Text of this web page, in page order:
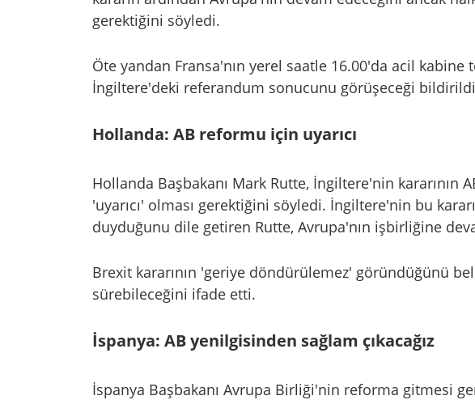
gerektiğini söyledi.
Öte yandan Fransa'nın yerel saatle 16.00'da acil kabine
İngiltere'deki referandum sonucunu görüşeceği
Hollanda: AB reformu için uyarıcı
Hollanda Başbakanı Mark Rutte, İngiltere'nin kararının
'uyarıcı' olması gerektiğini söyledi. İngiltere'nin bu
duyduğunu dile getiren Rutte, Avrupa'nın işbirliğine
Brexit kararının 'geriye döndürülemez' göründüğünü
sürebileceğini ifade etti.
İspanya: AB yenilgisinden sağlam çıkacağız
İspanya Başbakanı Avrupa Birliği'nin reforma gitmesi